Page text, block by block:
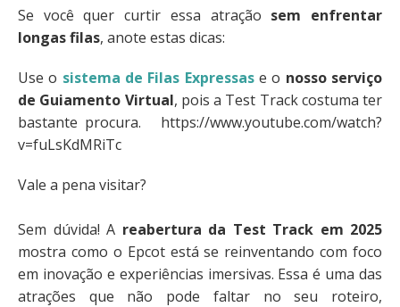
Se você quer curtir essa atração sem enfrentar
longas filas, anote estas dicas:
Use o sistema de Filas Expressase o nosso serviço
de Guiamento Virtual, pois a Test Track costuma ter
bastante procura. https://www.youtube.com/watch?
v=fuLsKdMRiTc
Vale a pena visitar?
Sem dúvida! A reabertura da Test Track em 2025
mostra como o Epcot está se reinventando com foco
em inovação e experiências imersivas. Essa é uma das
atrações que não pode faltar no seu roteiro,